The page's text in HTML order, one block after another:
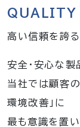
QUALITY
高い信頼を誇
安全・安心な製
当社では顧客
環境改善」に
最も意識を置い